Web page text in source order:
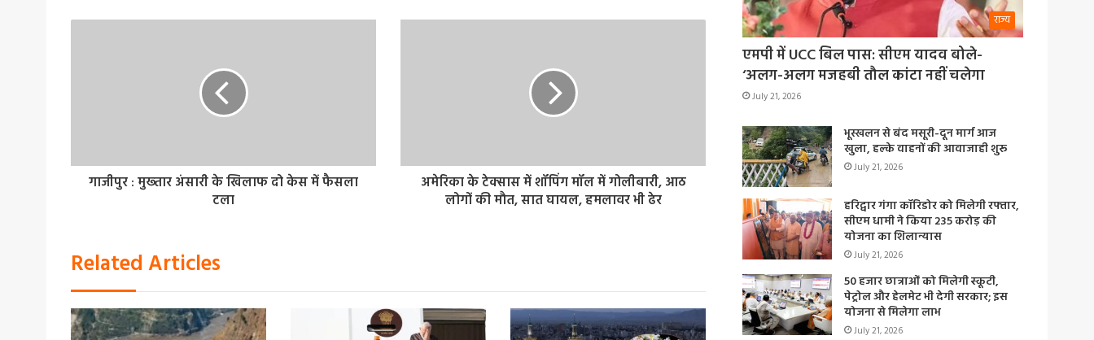
गाजीपुर : मुख्‍तार अंसारी के खिलाफ दो केस में फैसला
टला
अमेरिका के टेक्सास में शॉपिंग मॉल में गोलीबारी, आठ
लोगों की मौत, सात घायल, हमलावर भी ढेर
Related Articles
राज्य
एमपी में UCC बिल पास: सीएम यादव बोले-
‘अलग-अलग मजहबी तौल कांटा नहीं चलेगा
July 21, 2026
भूस्खलन से बंद मसूरी-दून मार्ग आज
खुला, हल्के वाहनों की आवाजाही शुरू
July 21, 2026
हरिद्वार गंगा कॉरिडोर को मिलेगी रफ्तार,
सीएम धामी ने किया 235 करोड़ की
योजना का शिलान्यास
July 21, 2026
50 हजार छात्राओं को मिलेगी स्कूटी,
पेट्रोल और हेलमेट भी देगी सरकार; इस
योजना से मिलेगा लाभ
July 21, 2026